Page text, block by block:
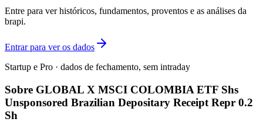
Entre para ver históricos, fundamentos, proventos e as análises da
brapi.
Entrar para ver os dados
Startup e Pro · dados de fechamento, sem intraday
Sobre GLOBAL X MSCI COLOMBIA ETF Shs
Unsponsored Brazilian Depositary Receipt Repr 0.2
Sh